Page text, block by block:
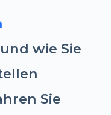
wie Sie
Sie